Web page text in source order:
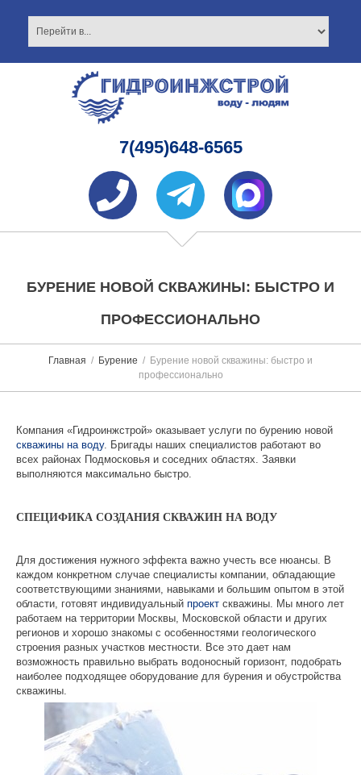
7(495)648-6565
БУРЕНИЕ НОВОЙ СКВАЖИНЫ: БЫСТРО И
ПРОФЕССИОНАЛЬНО
Главная Бурение
Бурение новой скважины: быстро и
профессионально
Компания «Гидроинжстрой» оказывает услуги по бурению новой
скважины на воду. Бригады наших специалистов работают во
всех районах Подмосковья и соседних областях. Заявки
выполняются максимально быстро.
СПЕЦИФИКА СОЗДАНИЯ СКВАЖИН НА ВОДУ
Для достижения нужного эффекта важно учесть все нюансы. В
каждом конкретном случае специалисты компании, обладающие
соответствующими знаниями, навыками и большим опытом в этой
области, готовят индивидуальный проект скважины. Мы много лет
работаем на территории Москвы, Московской области и других
регионов и хорошо знакомы с особенностями геологического
строения разных участков местности. Все это дает нам
возможность правильно выбрать водоносный горизонт, подобрать
наиболее подходящее оборудование для бурения и обустройства
скважины.